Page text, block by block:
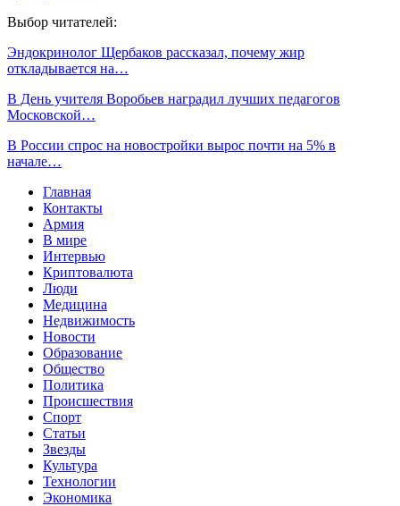
Выбор читателей:
Эндокринолог Щербаков рассказал, почему жир
откладывается на…
В День учителя Воробьев наградил лучших педагогов
Московской…
В России спрос на новостройки вырос почти на 5% в
начале…
Главная
Контакты
Армия
В мире
Интервью
Криптовалюта
Люди
Медицина
Недвижимость
Новости
Образование
Общество
Политика
Происшествия
Спорт
Статьи
Звезды
Культура
Технологии
Экономика